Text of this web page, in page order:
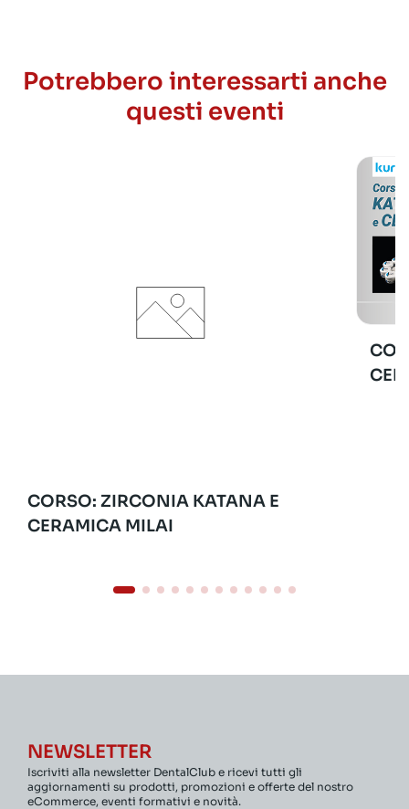
Potrebbero interessarti anche
questi eventi
CORSO: ZIRCONIA KATANA E
CERAMICA MILAI
NEWSLETTER
Iscriviti alla newsletter DentalClub e ricevi tutti gli
aggiornamenti su prodotti, promozioni e offerte del nostro
eCommerce, eventi formativi e novità.